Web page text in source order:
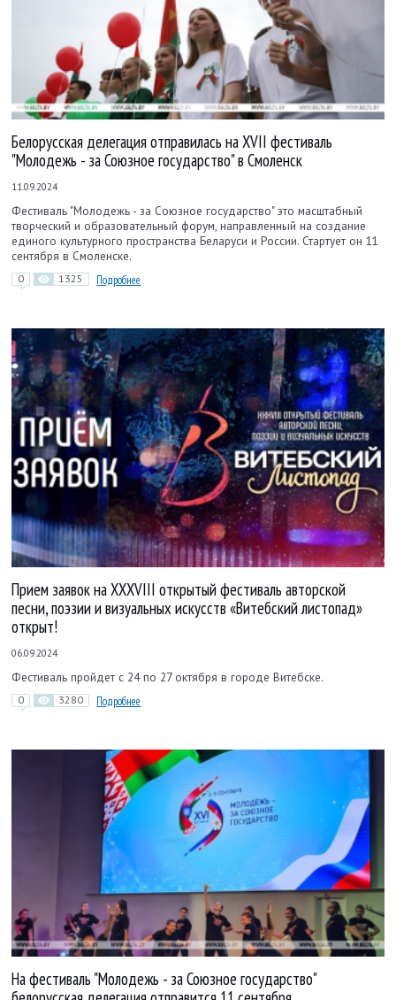
Белорусская делегация отправилась на XVII фестиваль
"Молодежь - за Союзное государство" в Смоленск
11.09.2024
Фестиваль "Молодежь - за Союзное государство" это масштабный
творческий и образовательный форум, направленный на создание
единого культурного пространства Беларуси и России. Стартует он 11
сентября в Смоленске.
0 1325 Подробнее
Прием заявок на XXXVIII открытый фестиваль авторской
песни, поэзии и визуальных искусств «Витебский листопад»
открыт!
06.09.2024
Фестиваль пройдет с 24 по 27 октября в городе Витебске.
0 3280 Подробнее
На фестиваль "Молодежь - за Союзное государство"